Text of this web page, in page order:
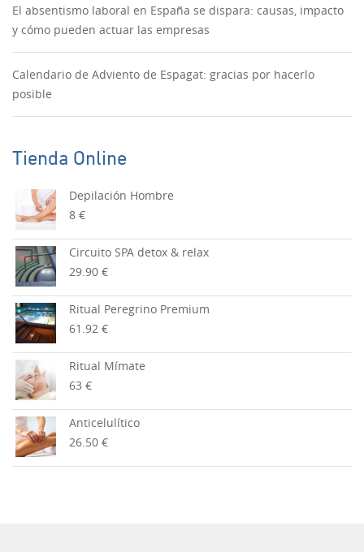
El absentismo laboral en España se dispara: causas, impacto
y cómo pueden actuar las empresas
Calendario de Adviento de Espagat: gracias por hacerlo
posible
Tienda Online
Depilación Hombre
8 €
Circuito SPA detox & relax
29.90 €
Ritual Peregrino Premium
61.92 €
Ritual Mímate
63 €
Anticelulítico
26.50 €